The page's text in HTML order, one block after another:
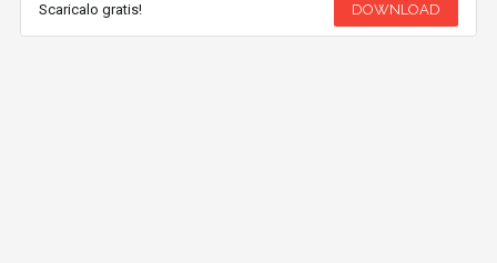
Scaricalo gratis! DOWNLOAD